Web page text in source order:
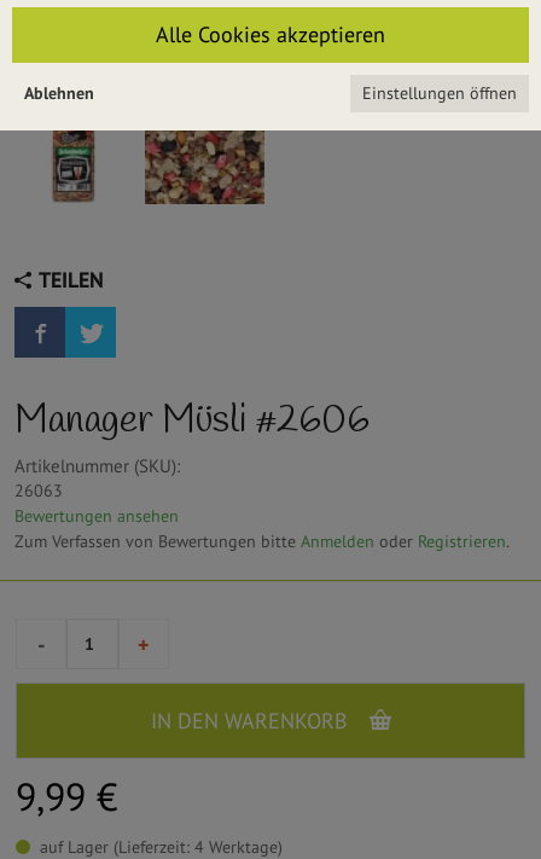
TEILEN
Manager Müsli #2606
Artikelnummer (SKU):
26063
Bewertungen ansehen
Zum Verfassen von Bewertungen bitte Anmelden oder Registrieren.
- +
IN DEN WARENKORB
9,99 €
auf Lager (Lieferzeit: 4 Werktage)
Alle Cookies akzeptieren
Einstellungen öffnen
Ablehnen